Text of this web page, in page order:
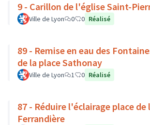
9 - Carillon de l'église Saint-
Ville de Lyon 0 0 Réalisé
89 - Remise en eau des
de la place Sathonay
Ville de Lyon 1 0 Réalisé
87 - Réduire l'éclairage place de
Ferrandière